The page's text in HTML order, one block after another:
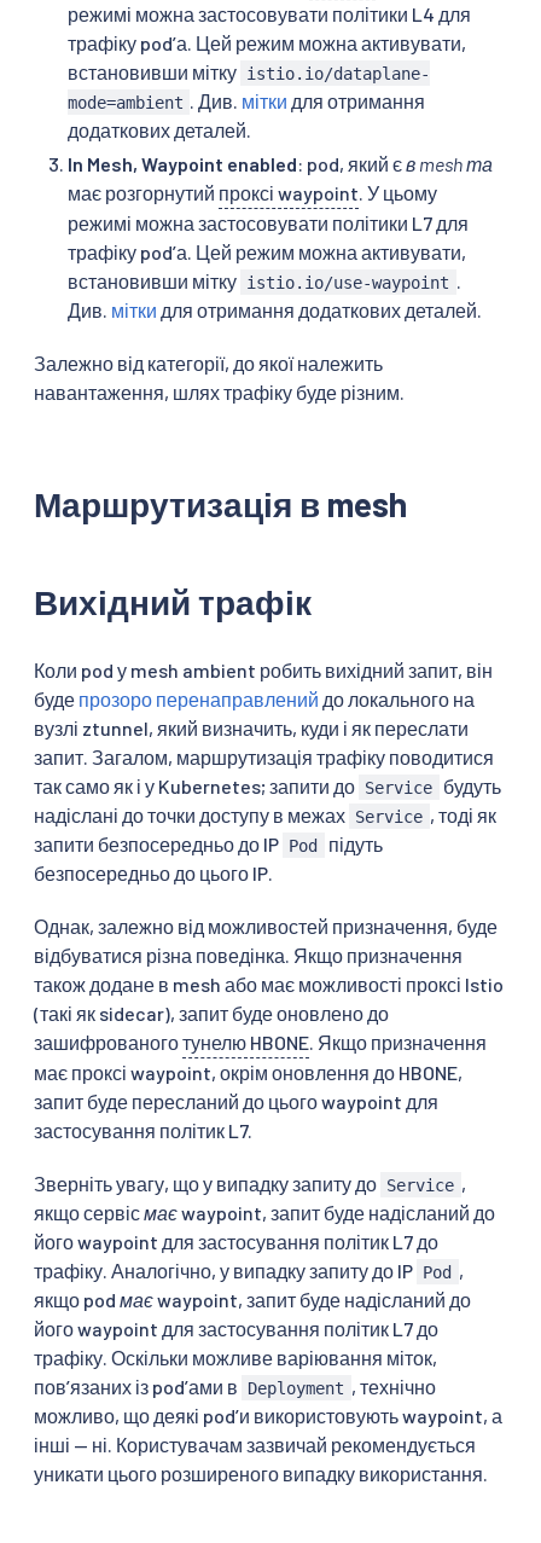
режимі можна застосовувати політики L4 для
трафіку podʼа. Цей режим можна активувати,
встановивши мітку istio.io/dataplane-
mode=ambient
. Див. мітки для отримання
додаткових деталей.
In Mesh, Waypoint enabled: pod, який єв meshта
має розгорнутий проксі waypoint . У цьому
режимі можна застосовувати політики L7 для
трафіку podʼа. Цей режим можна активувати,
встановивши мітку istio.io/use-waypoint
Див. мітки для отримання додаткових деталей.
Залежно від категорії, до якої належить
навантаження, шлях трафіку буде різним.
Маршрутизація в mesh
Вихідний трафік
Коли pod у mesh ambient робить вихідний запит, він
буде прозоро перенаправлений до локального на
вузлі ztunnel, який визначить, куди і як переслати
запит. Загалом, маршрутизація трафіку поводитися
так само як і у Kubernetes; запити до Service
будуть
надіслані до точки доступу в межах Service , тоді як
запити безпосередньо до IP Pod
підуть
безпосередньо до цього IP.
Однак, залежно від можливостей призначення, буде
відбуватися різна поведінка. Якщо призначення
також додане в mesh або має можливості проксі Istio
(такі як sidecar), запит буде оновлено до
зашифрованоготунелю HBONE . Якщо призначення
має проксі waypoint, окрім оновлення до HBONE,
запит буде пересланий до цього waypoint для
застосування політик L7.
Зверніть увагу, що у випадку запиту до Service ,
якщо сервісмаєwaypoint, запит буде надісланий до
його waypoint для застосування політик L7 до
трафіку. Аналогічно, у випадку запиту до IP Pod ,
якщо pod маєwaypoint, запит буде надісланий до
його waypoint для застосування політик L7 до
трафіку. Оскільки можливе варіювання міток,
пов’язаних із podʼами в
Deployment , технічно
можливо, що деякі podʼи використовують waypoint, а
інші — ні. Користувачам зазвичай рекомендується
уникати цього розширеного випадку використання.